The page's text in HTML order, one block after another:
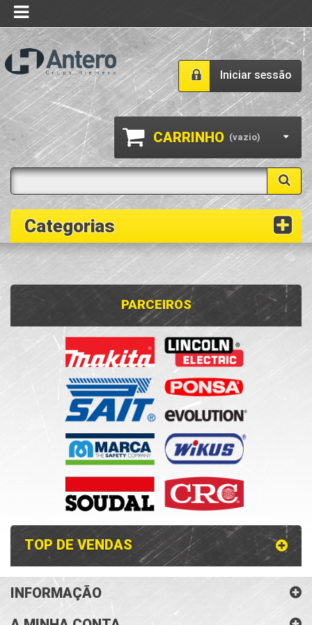
Categorias
Iniciar sessão
CARRINHO (vazio)
PARCEIROS
TOP DE VENDAS
INFORMAÇÃO